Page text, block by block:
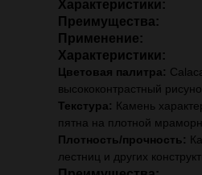
Характеристики:
Преимущества:
Применение:
Характеристики:
Цветовая палитра:
высококонтрастный
Текстура: Камень
пятна на плотной
Плотность/прочность:
лестниц и других